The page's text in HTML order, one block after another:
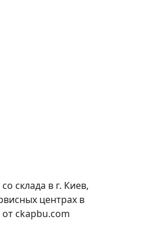
склада в г. Киев,
центрах в
ckapbu.com